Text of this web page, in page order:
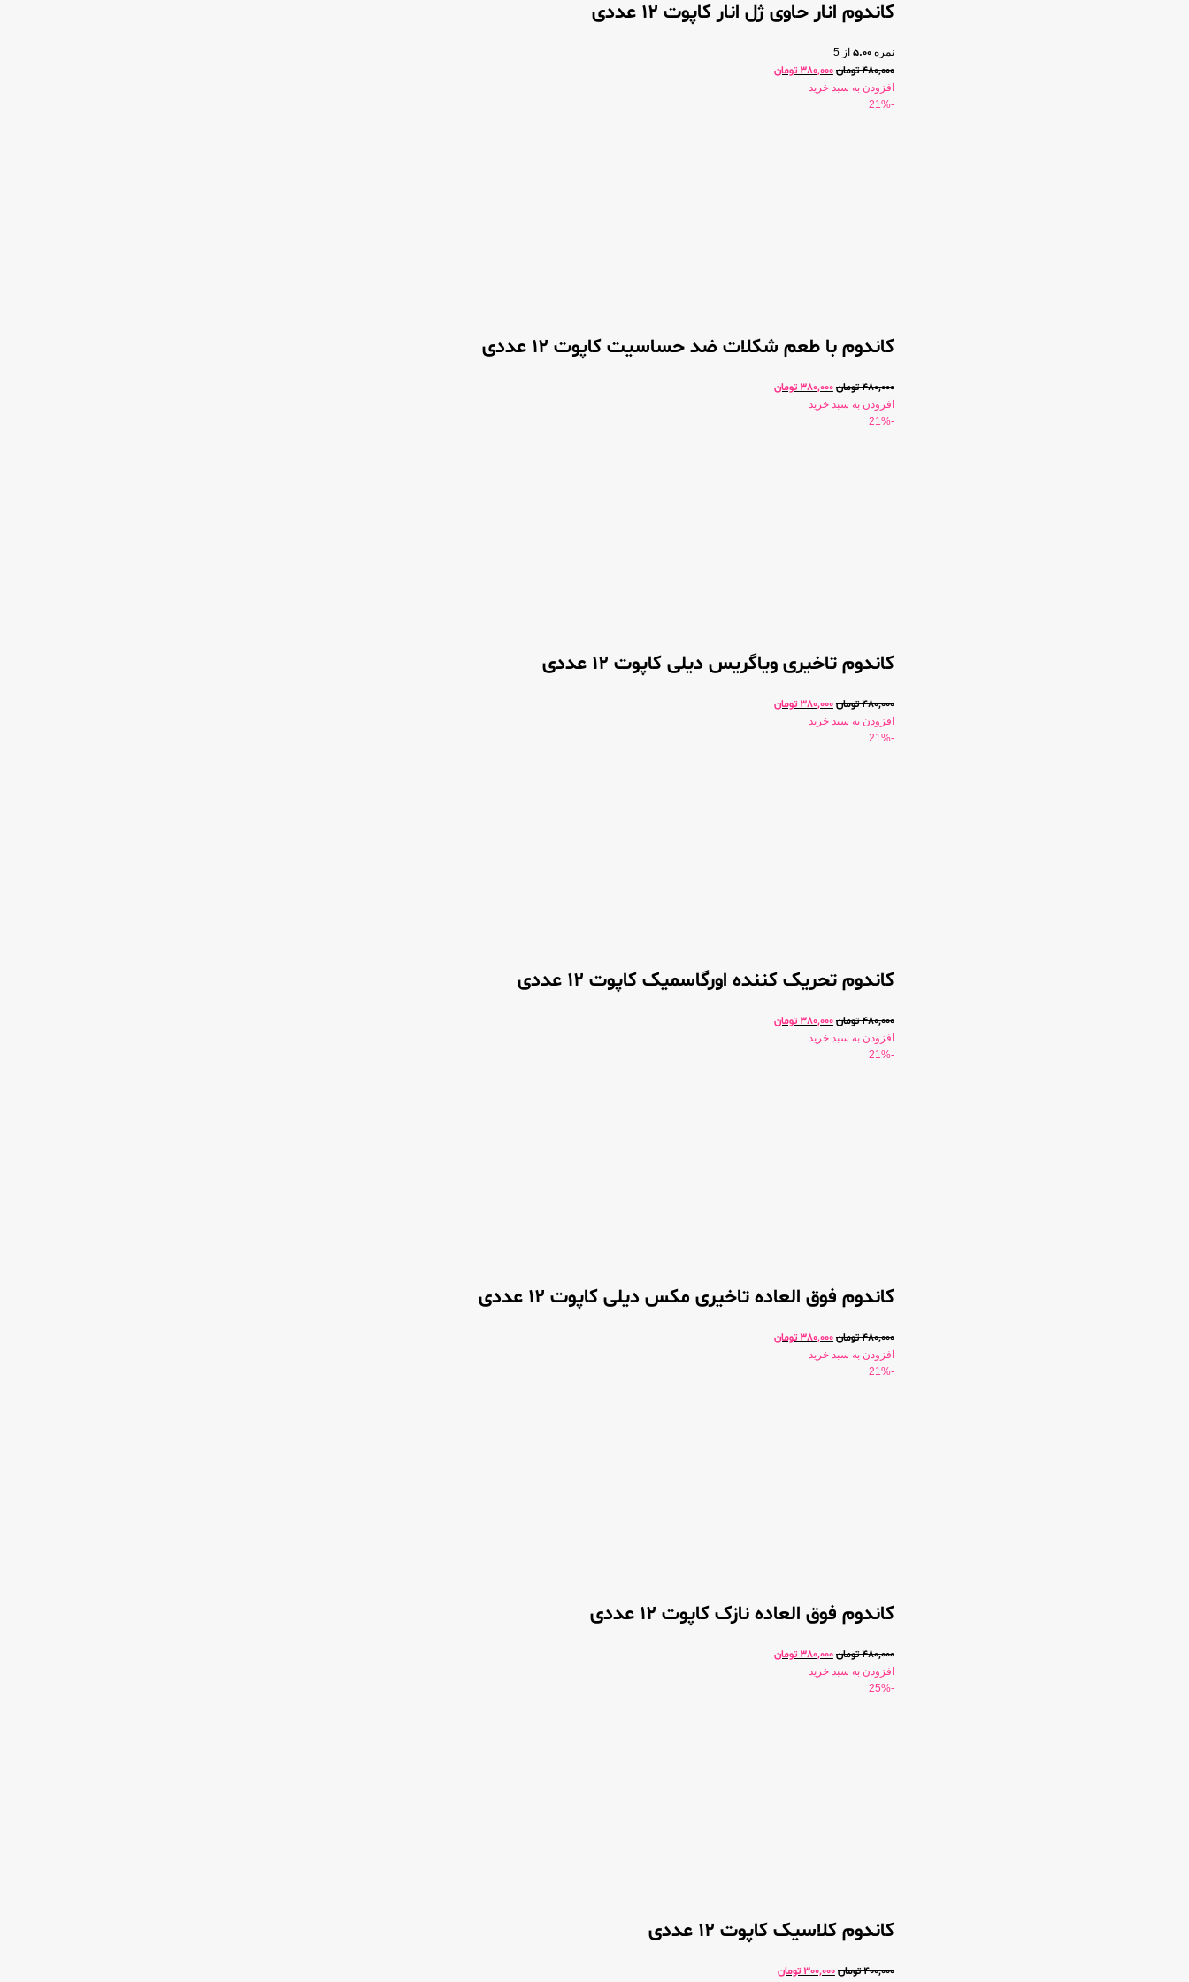
کاندوم انار حاوی ژل انار کاپوت 12 عددی
نمره5.00 از 5
480,000تومان380,000 تومان
افزودن به سبد خرید
-21%
کاندوم با طعم شکلات ضد حساسیت کاپوت 12 عددی
480,000تومان380,000 تومان
افزودن به سبد خرید
-21%
کاندوم تاخیری ویاگریس دیلی کاپوت 12 عددی
480,000تومان380,000 تومان
افزودن به سبد خرید
-21%
کاندوم تحریک کننده اورگاسمیک کاپوت 12 عددی
480,000تومان380,000 تومان
افزودن به سبد خرید
-21%
کاندوم فوق العاده تاخیری مکس دیلی کاپوت 12 عددی
480,000تومان380,000 تومان
افزودن به سبد خرید
-21%
کاندوم فوق العاده نازک کاپوت 12 عددی
480,000تومان380,000 تومان
افزودن به سبد خرید
-25%
کاندوم کلاسیک کاپوت 12 عددی
400,000تومان300,000 تومان